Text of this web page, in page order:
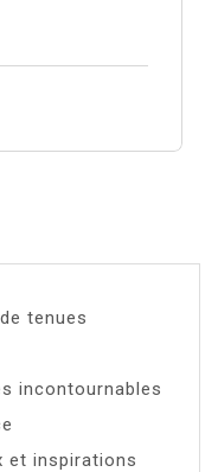
tenues
incontournables
et inspirations